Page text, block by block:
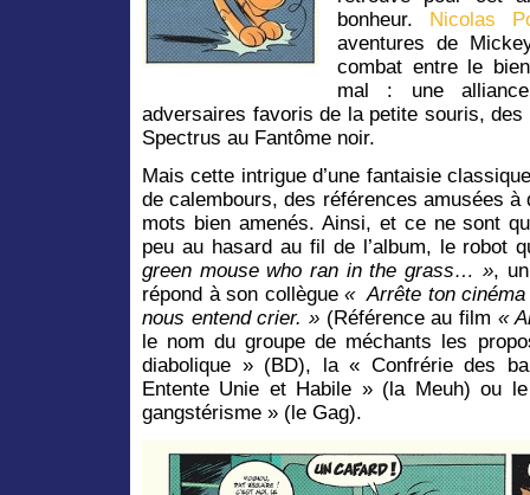
bonheur. Nicolas
aventures de
combat entre le
mal : une
adversaires favoris de la petite souris,
Spectrus au Fantôme noir.
Mais cette intrigue d’une fantaisie
de calembours, des références amusées
mots bien amenés. Ainsi, et ce ne sont
peu au hasard au fil de l’album, le robot
green mouse who ran in the grass… »,
répond à son collègue« Arrête ton cinéma
nous entend crier. »(Référence au film «
le nom du groupe de méchants les
diabolique » (BD), la « Confrérie des
Entente Unie et Habile » (la Meuh) ou
gangstérisme » (le Gag).